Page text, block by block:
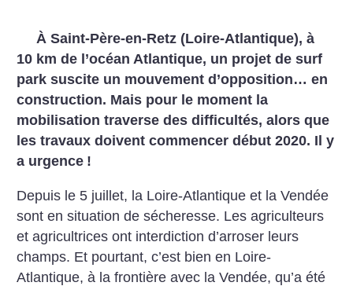
À Saint-Père-en-Retz (Loire-Atlantique), à
10 km de l’océan Atlantique, un projet de surf
park suscite un mouvement d’opposition… en
construction. Mais pour le moment la
mobilisation traverse des difficultés, alors que
les travaux doivent commencer début 2020. Il y
a urgence !
Depuis le 5 juillet, la Loire-Atlantique et la Vendée
sont en situation de sécheresse. Les agriculteurs
et agricultrices ont interdiction d’arroser leurs
champs. Et pourtant, c’est bien en Loire-
Atlantique, à la frontière avec la Vendée, qu’a été